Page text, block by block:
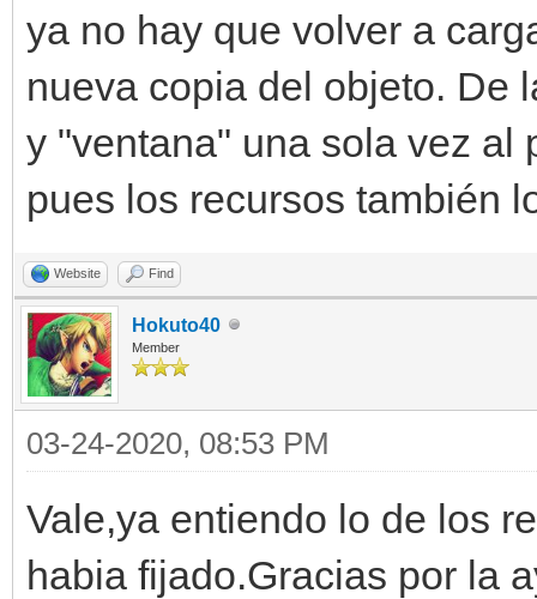
def update(self):
pass
Jugador(60,160)
Jugador(160,260)
Jugador(260,360)
ya no hay que volver a
nueva copia del objeto. De
y "ventana" una sola vez al
pues los recursos también
Website Find
Hokuto40
Member
03-24-2020, 08:53 PM
Vale,ya entiendo lo de los
habia fijado.Gracias por la